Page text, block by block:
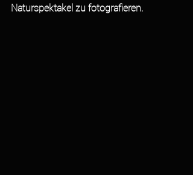
Naturspektakel zu fotografieren.